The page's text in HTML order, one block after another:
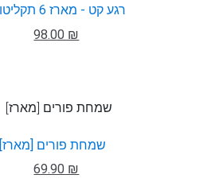
רגע קט - מארז 6 תקליטורים
98.00 ₪
שמחת פורים [מארז]
69.90 ₪